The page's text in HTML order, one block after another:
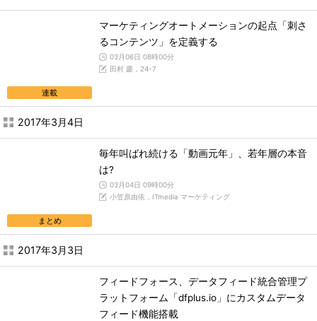
連載
マーケティングオートメーションの起点「刺さ
るコンテンツ」を定義する
03月06日 08時00分
田村 慶，24-7
2017年3月4日
まとめ
毎年叫ばれ続ける「動画元年」、若年層の本音
は?
03月04日 09時00分
小笠原由依，ITmedia マーケティング
2017年3月3日
フィードフォース、データフィード統合管理プ
ラットフォーム「dfplus.io」にカスタムデータ
フィード機能搭載